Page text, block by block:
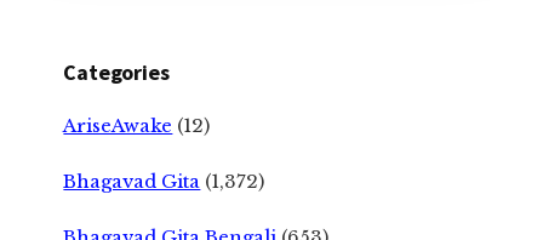
Categories
AriseAwake (12)
Bhagavad Gita (1,372)